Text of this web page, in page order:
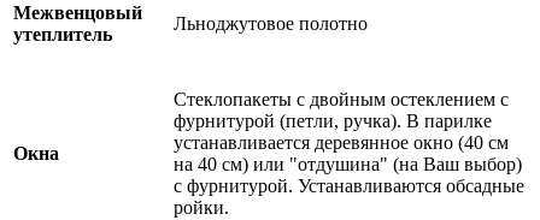
Межвенцовый
утеплитель
Льноджутовое полотно
Окна
Стеклопакеты с двойным остеклением с
фурнитурой (петли, ручка). В парилке
устанавливается деревянное окно (40 см
на 40 см) или "отдушина" (на Ваш выбор)
с фурнитурой. Устанавливаются обсадные
ройки.